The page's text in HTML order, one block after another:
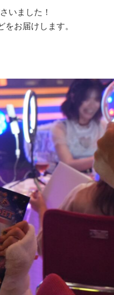
いました！
お届けします。